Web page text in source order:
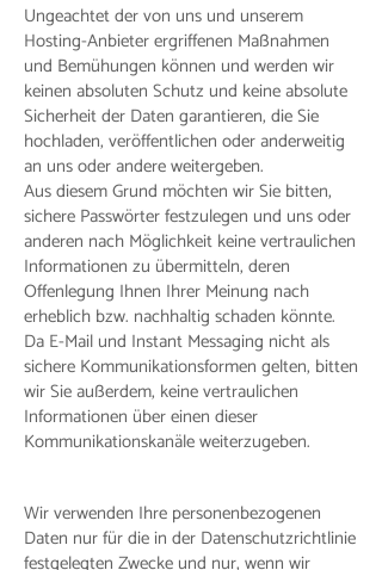
Ungeachtet der von uns und unserem
Hosting-Anbieter ergriffenen Maßnahmen
und Bemühungen können und werden wir
keinen absoluten Schutz und keine absolute
Sicherheit der Daten garantieren, die Sie
hochladen, veröffentlichen oder anderweitig
an uns oder andere weitergeben.
Aus diesem Grund möchten wir Sie bitten,
sichere Passwörter festzulegen und uns oder
anderen nach Möglichkeit keine vertraulichen
Informationen zu übermitteln, deren
Offenlegung Ihnen Ihrer Meinung nach
erheblich bzw. nachhaltig schaden könnte.
Da E-Mail und Instant Messaging nicht als
sichere Kommunikationsformen gelten, bitten
wir Sie außerdem, keine vertraulichen
Informationen über einen dieser
Kommunikationskanäle weiterzugeben.
Wir verwenden Ihre personenbezogenen
Daten nur für die in der Datenschutzrichtlinie
festgelegten Zwecke und nur, wenn wir